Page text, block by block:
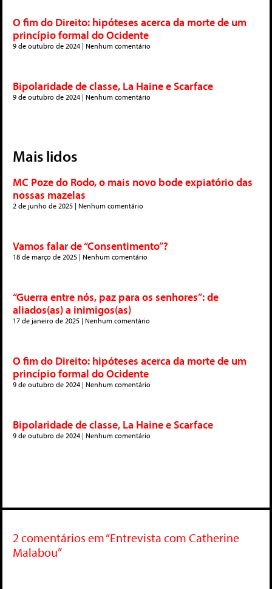
O fim do Direito: hipóteses acerca da morte de um
princípio formal do Ocidente
9 de outubro de 2024 Nenhum comentário
Bipolaridade de classe, La Haine e Scarface
9 de outubro de 2024 Nenhum comentário
Mais lidos
MC Poze do Rodo, o mais novo bode expiatório das
nossas mazelas
2 de junho de 2025 Nenhum comentário
Vamos falar de “Consentimento”?
18 de março de 2025 Nenhum comentário
“Guerra entre nós, paz para os senhores”: de
aliados(as) a inimigos(as)
17 de janeiro de 2025 Nenhum comentário
O fim do Direito: hipóteses acerca da morte de um
princípio formal do Ocidente
9 de outubro de 2024 Nenhum comentário
Bipolaridade de classe, La Haine e Scarface
9 de outubro de 2024 Nenhum comentário
2 comentários em “Entrevista com Catherine
Malabou”